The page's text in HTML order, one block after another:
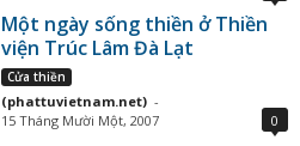
Một ngày sống thiền ở Thiền
viện Trúc Lâm Đà Lạt
Cửa thiền
(phattuvietnam.net) -
15 Tháng Mười Một, 2007
0